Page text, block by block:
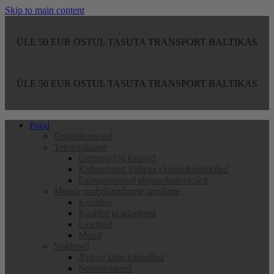
Skip to main content
ÜLE 50 EUR OSTUL TASUTA TRANSPORT BALTIKAS
ÜLE 50 EUR OSTUL TASUTA TRANSPORT BALTIKAS
Pood